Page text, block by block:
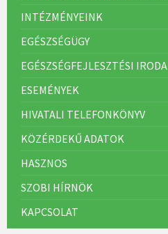
INTÉZMÉNYEINK
EGÉSZSÉGÜGY
EGÉSZSÉGFEJLESZTÉSI IRODA
ESEMÉNYEK
HIVATALI TELEFONKÖNYV
KÖZÉRDEKŰ ADATOK
HASZNOS
SZOBI HÍRNÖK
KAPCSOLAT